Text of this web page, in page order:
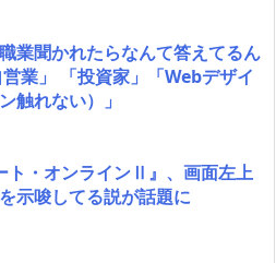
業聞かれたらなんて答えてるん
業」 「投資家」「Webデザイ
触れない）」
ト・オンラインⅡ』、画面左上
示唆してる説が話題に